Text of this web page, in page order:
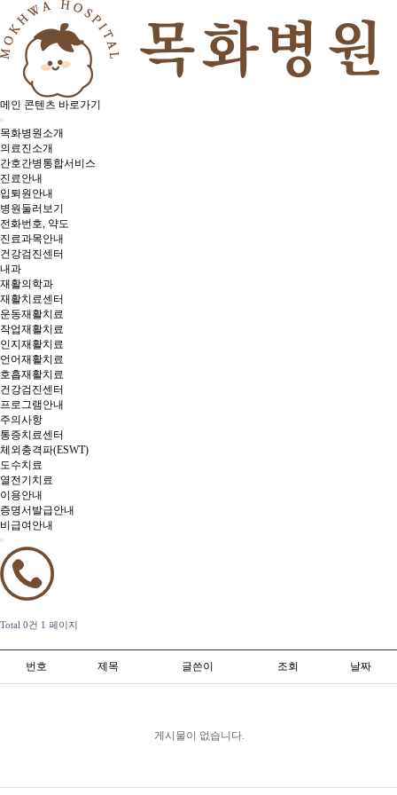
메인 콘텐츠 바로가기
목화병원소개
의료진소개
간호간병통합서비스
진료안내
입퇴원안내
병원둘러보기
전화번호, 약도
진료과목안내
건강검진센터
내과
재활의학과
재활치료센터
운동재활치료
작업재활치료
인지재활치료
언어재활치료
호흡재활치료
건강검진센터
프로그램안내
주의사항
통증치료센터
체외충격파(ESWT)
도수치료
열전기치료
이용안내
증명서발급안내
비급여안내
Total 0건 1 페이지
번호 제목 글쓴이 조회 날짜
게시물이 없습니다.